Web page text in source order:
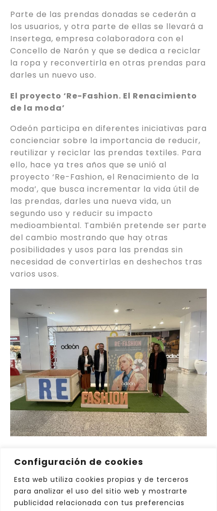
Configuración de cookies
Esta web utiliza cookies propias y de terceros
para analizar el uso del sitio web y mostrarte
publicidad relacionada con tus preferencias
Parte de las prendas donadas se cederán a
los usuarios, y otra parte de ellas se llevará a
Insertega, empresa colaboradora con el
Concello de Narón y que se dedica a reciclar
la ropa y reconvertirla en otras prendas para
darles un nuevo uso.
El proyecto ‘Re-Fashion. El Renacimiento
de la moda’
Odeón participa en diferentes iniciativas para
concienciar sobre la importancia de reducir,
reutilizar y reciclar las prendas textiles. Para
ello, hace ya tres años que se unió al
proyecto ‘Re-Fashion, el Renacimiento de la
moda’, que busca incrementar la vida útil de
las prendas, darles una nueva vida, un
segundo uso y reducir su impacto
medioambiental. También pretende ser parte
del cambio mostrando que hay otras
posibilidades y usos para las prendas sin
necesidad de convertirlas en deshechos tras
varios usos.